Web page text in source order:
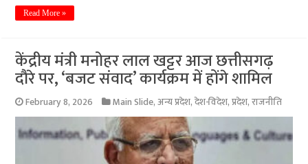
Read More »
केंद्रीय मंत्री मनोहर लाल खट्टर आज छत्तीसगढ़
दाैरे पर, ‘बजट संवाद’ कार्यक्रम में होंगे शामिल
February 8, 2026 Main Slide,अन्य प्रदेश,देश-विदेश,प्रदेश,राजनीति